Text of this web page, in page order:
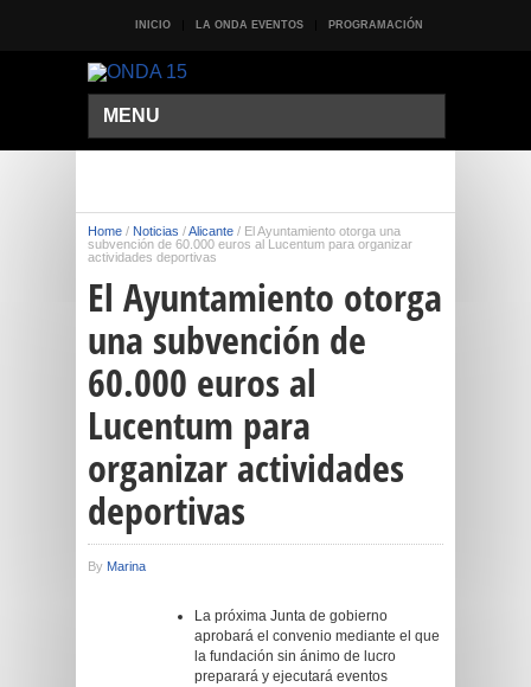
INICIO LA ONDA EVENTOS PROGRAMACIÓN
MENU
Home / Noticias /Alicante / El Ayuntamiento otorga una
subvención de 60.000 euros al Lucentum para organizar
actividades deportivas
El Ayuntamiento otorga
una subvención de
60.000 euros al
Lucentum para
organizar actividades
deportivas
By Marina
La próxima Junta de gobierno
aprobará el convenio mediante el que
la fundación sin ánimo de lucro
preparará y ejecutará eventos